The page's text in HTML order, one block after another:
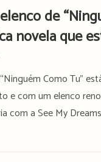
de
novela que
Como Tu”
e com um elenco
com a See My